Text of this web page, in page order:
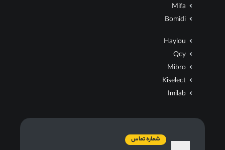
Mifa
Bomidi
Haylou
Qcy
Mibro
Kiselect
Imilab
شماره تماس